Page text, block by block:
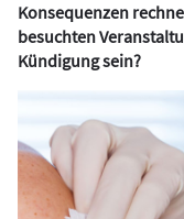
Konsequenzen
besuchten
Kündigung sein?